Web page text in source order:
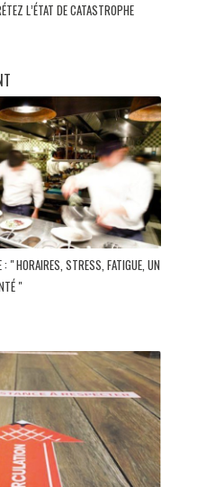
L’ÉTAT DE CATASTROPHE
" HORAIRES, STRESS, FATIGUE, UN
"